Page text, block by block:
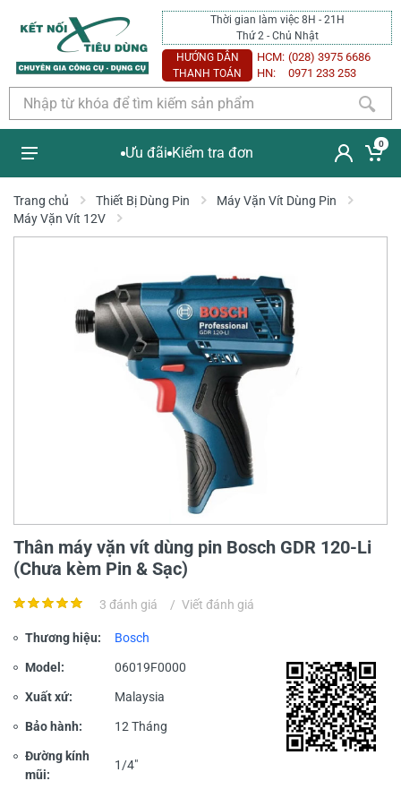
Thời gian làm việc 8H - 21H
Thứ 2 - Chủ Nhật
HƯỚNG DẪN
THANH TOÁN
HCM: (028) 3975 6686
HN:
0971 233 253
Ưu đãi Kiểm tra đơn
0
Trang chủ Thiết Bị Dùng Pin
Máy Vặn Vít Dùng Pin
Máy Vặn Vít 12V
Thân máy vặn vít dùng pin Bosch GDR 120-Li
(Chưa kèm Pin & Sạc)
3 đánh giá / Viết đánh giá
Thương hiệu: Bosch
Model: 06019F0000
Xuất xứ: Malaysia
Bảo hành: 12 Tháng
Đường kính
mũi:
1/4"